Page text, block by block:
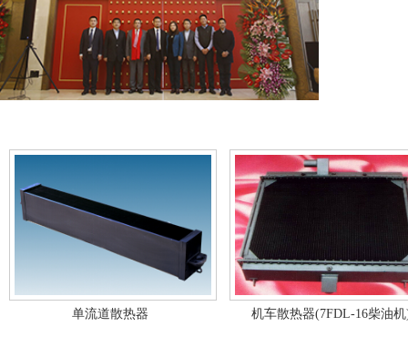
单流道散热器 机车散热器(7FDL-16柴油机